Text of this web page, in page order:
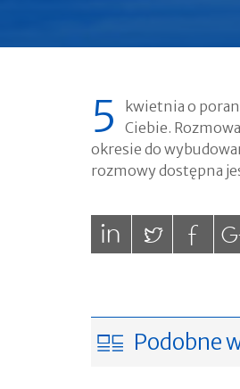
5
kwietnia o
Ciebie.
okresie do
rozmowy dostępna
Podobne